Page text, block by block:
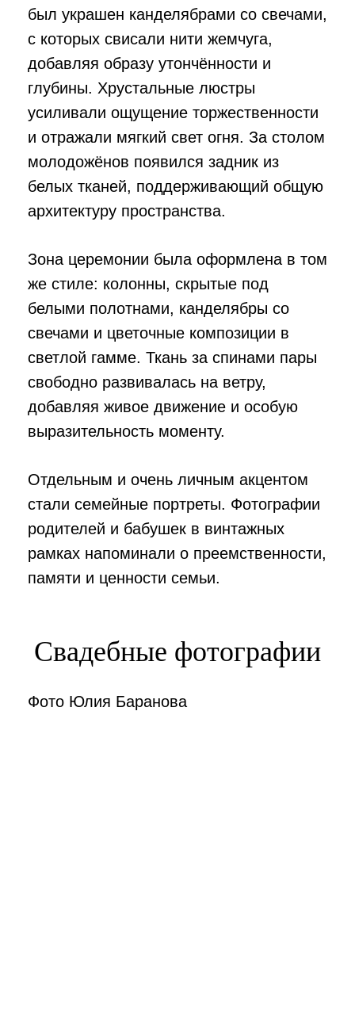
был украшен канделябрами со свечами,
с которых свисали нити жемчуга,
добавляя образу утончённости и
глубины. Хрустальные люстры
усиливали ощущение торжественности
и отражали мягкий свет огня. За столом
молодожёнов появился задник из
белых тканей, поддерживающий общую
архитектуру пространства.
Зона церемонии была оформлена в том
же стиле: колонны, скрытые под
белыми полотнами, канделябры со
свечами и цветочные композиции в
светлой гамме. Ткань за спинами пары
свободно развивалась на ветру,
добавляя живое движение и особую
выразительность моменту.
Отдельным и очень личным акцентом
стали семейные портреты. Фотографии
родителей и бабушек в винтажных
рамках напоминали о преемственности,
памяти и ценности семьи.
Свадебные фотографии
Фото Юлия Баранова